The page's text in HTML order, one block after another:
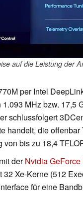
auf die Leistung der
per Intel
MHz bzw. 17,5
schlussfolgert
handelt, die
bis zu 18,4
derNvidia
Xe-Kerne (512
für eine